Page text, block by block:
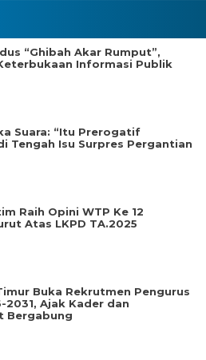
“Ghibah Akar Rumput”,
Informasi Publik
Suara: “Itu Prerogatif
Tengah Isu Surpres Pergantian
Raih Opini WTP Ke 12
Atas LKPD TA.2025
Buka Rekrutmen Pengurus
2031, Ajak Kader dan
Bergabung